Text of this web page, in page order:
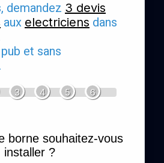
demandez 3 devis
aux electriciens dans
et sans
3 4 5 6
borne souhaitez-vous
installer ?